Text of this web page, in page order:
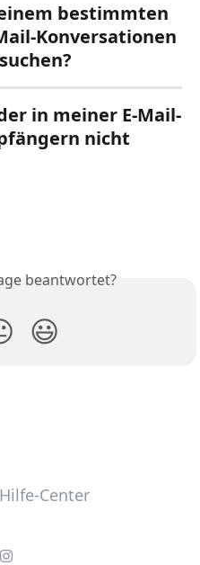
bestimmten
Konversationen
in meiner E-Mail-
nicht
beantwortet?
😃